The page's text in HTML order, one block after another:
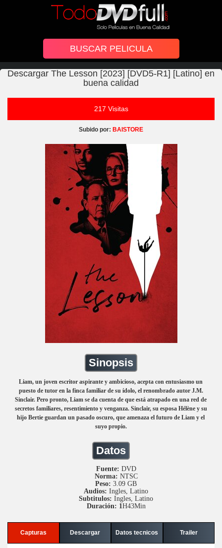
Descargar The Lesson [2023] [DVD5-R1] [Latino] en
buena calidad
217 Visitas
Subido por: BAISTORE
Sinopsis
Liam, un joven escritor aspirante y ambicioso, acepta con entusiasmo un
puesto de tutor en la finca familiar de su ídolo, el renombrado autor J.M.
Sinclair. Pero pronto, Liam se da cuenta de que está atrapado en una red de
secretos familiares, resentimiento y venganza. Sinclair, su esposa Hélène y su
hijo Bertie guardan un pasado oscuro, que amenaza el futuro de Liam y el
suyo propio.
Datos
Fuente: DVD
Norma: NTSC
Peso: 3.09 GB
Audios: Ingles, Latino
Subtitulos: Ingles, Latino
Duración: 1H43Min
Capturas Descargar Datos tecnicos Trailer